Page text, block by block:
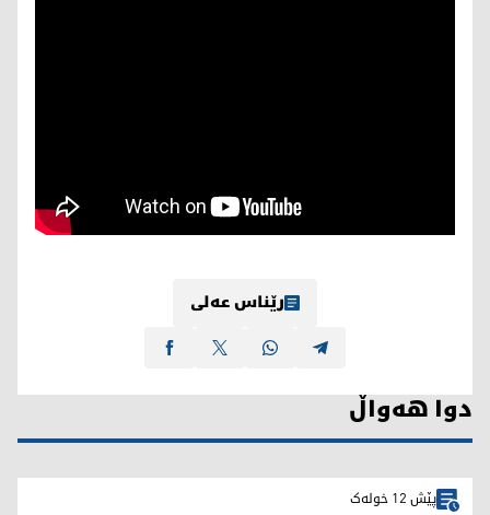
رێناس عەلی
دوا هەواڵ
پێش 12 خولەک